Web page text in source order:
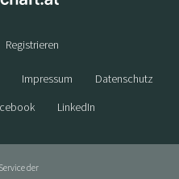
Registrieren
Impressum
Datenschutz
LinkedIn
der